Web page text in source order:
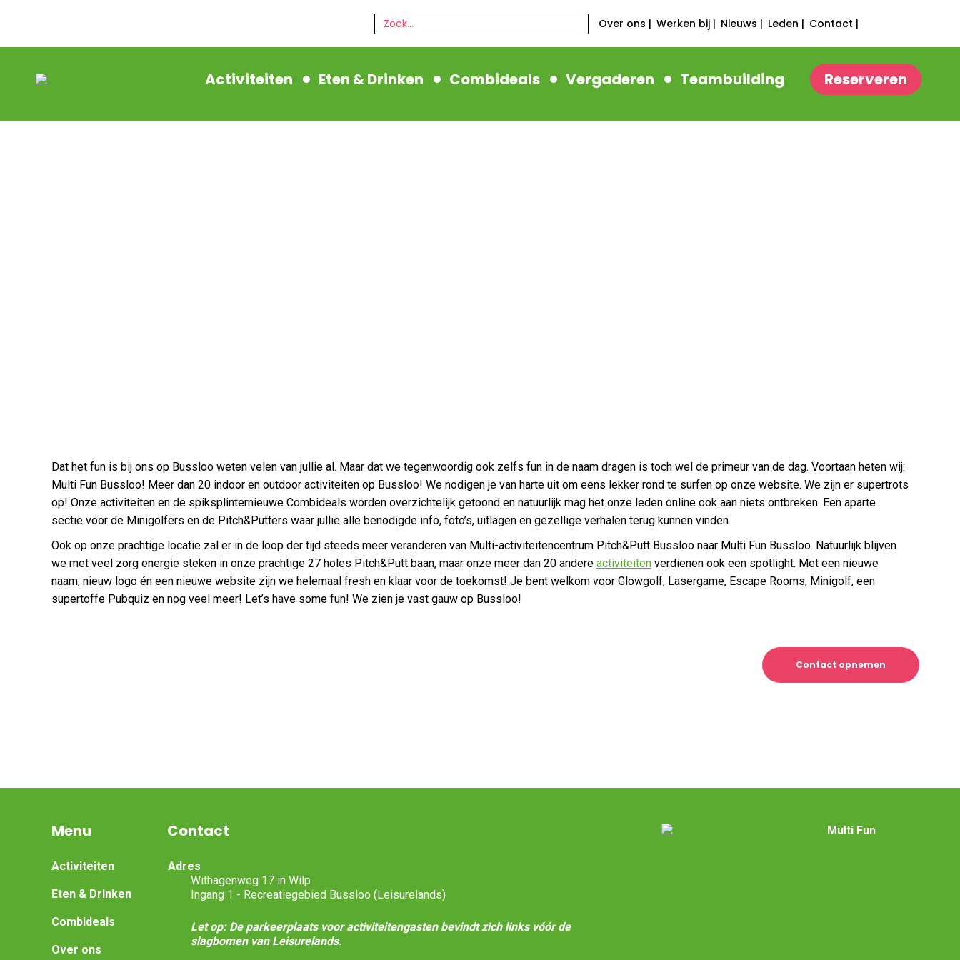
Zoeken: Over ons | Werken bij | Nieuws | Leden | Contact |
Activiteiten Eten & Drinken Combideals Vergaderen Teambuilding Reserveren
Dat het fun is bij ons op Bussloo weten velen van jullie al. Maar dat we tegenwoordig ook zelfs fun in de naam dragen is toch wel de primeur van de dag. Voortaan heten wij:
Multi Fun Bussloo! Meer dan 20 indoor en outdoor activiteiten op Bussloo! We nodigen je van harte uit om eens lekker rond te surfen op onze website. We zijn er supertrots
op! Onze activiteiten en de spiksplinternieuwe Combideals worden overzichtelijk getoond en natuurlijk mag het onze leden online ook aan niets ontbreken. Een aparte
sectie voor de Minigolfers en de Pitch&Putters waar jullie alle benodigde info, foto’s, uitlagen en gezellige verhalen terug kunnen vinden.
Ook op onze prachtige locatie zal er in de loop der tijd steeds meer veranderen van Multi-activiteitencentrum Pitch&Putt Bussloo naar Multi Fun Bussloo. Natuurlijk blijven
we met veel zorg energie steken in onze prachtige 27 holes Pitch&Putt baan, maar onze meer dan 20 andere activiteiten verdienen ook een spotlight. Met een nieuwe
naam, nieuw logo én een nieuwe website zijn we helemaal fresh en klaar voor de toekomst! Je bent welkom voor Glowgolf, Lasergame, Escape Rooms, Minigolf, een
supertoffe Pubquiz en nog veel meer! Let’s have some fun! We zien je vast gauw op Bussloo!
Contact opnemen
Menu
Activiteiten
Eten & Drinken
Combideals
Over ons
Contact
Adres
Withagenweg 17 in Wilp
Ingang 1 - Recreatiegebied Bussloo (Leisurelands)
Let op: De parkeerplaats voor activiteitengasten bevindt zich links vóór de
slagbomen van Leisurelands.